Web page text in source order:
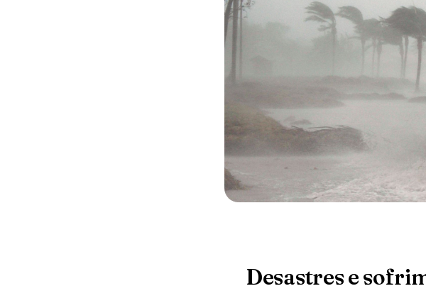
Desastres e